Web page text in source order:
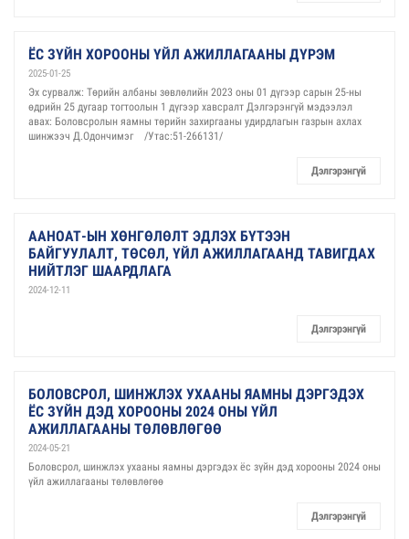
ЁС ЗҮЙН ХОРООНЫ ҮЙЛ АЖИЛЛАГААНЫ ДҮРЭМ
2025-01-25
Эх сурвалж: Төрийн албаны зөвлөлийн 2023 оны 01 дүгээр сарын 25-ны
өдрийн 25 дугаар тогтоолын 1 дүгээр хавсралт Дэлгэрэнгүй мэдээлэл
авах: Боловсролын яамны төрийн захиргааны удирдлагын газрын ахлах
шинжээч Д.Одончимэг /Утас:51-266131/
Дэлгэрэнгүй
ААНОАТ-ЫН ХӨНГӨЛӨЛТ ЭДЛЭХ БҮТЭЭН
БАЙГУУЛАЛТ, ТӨСӨЛ, ҮЙЛ АЖИЛЛАГААНД ТАВИГДАХ
НИЙТЛЭГ ШААРДЛАГА
2024-12-11
Дэлгэрэнгүй
БОЛОВСРОЛ, ШИНЖЛЭХ УХААНЫ ЯАМНЫ ДЭРГЭДЭХ
ЁС ЗҮЙН ДЭД ХОРООНЫ 2024 ОНЫ ҮЙЛ
АЖИЛЛАГААНЫ ТӨЛӨВЛӨГӨӨ
2024-05-21
Боловсрол, шинжлэх ухааны яамны дэргэдэх ёс зүйн дэд хорооны 2024 оны
үйл ажиллагааны төлөвлөгөө
Дэлгэрэнгүй